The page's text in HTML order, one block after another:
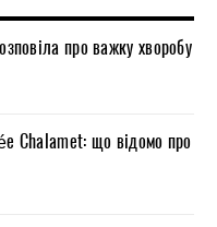
про важку хворобу
Chalamet: що відомо про